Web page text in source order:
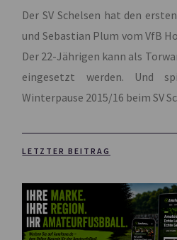
Der SV Schelsen hat den
und Sebastian Plum vom VfB
Der 22-Jährigen kann als
eingesetzt werden. Und
Winterpause 2015/16 beim SV
LETZTER BEITRAG